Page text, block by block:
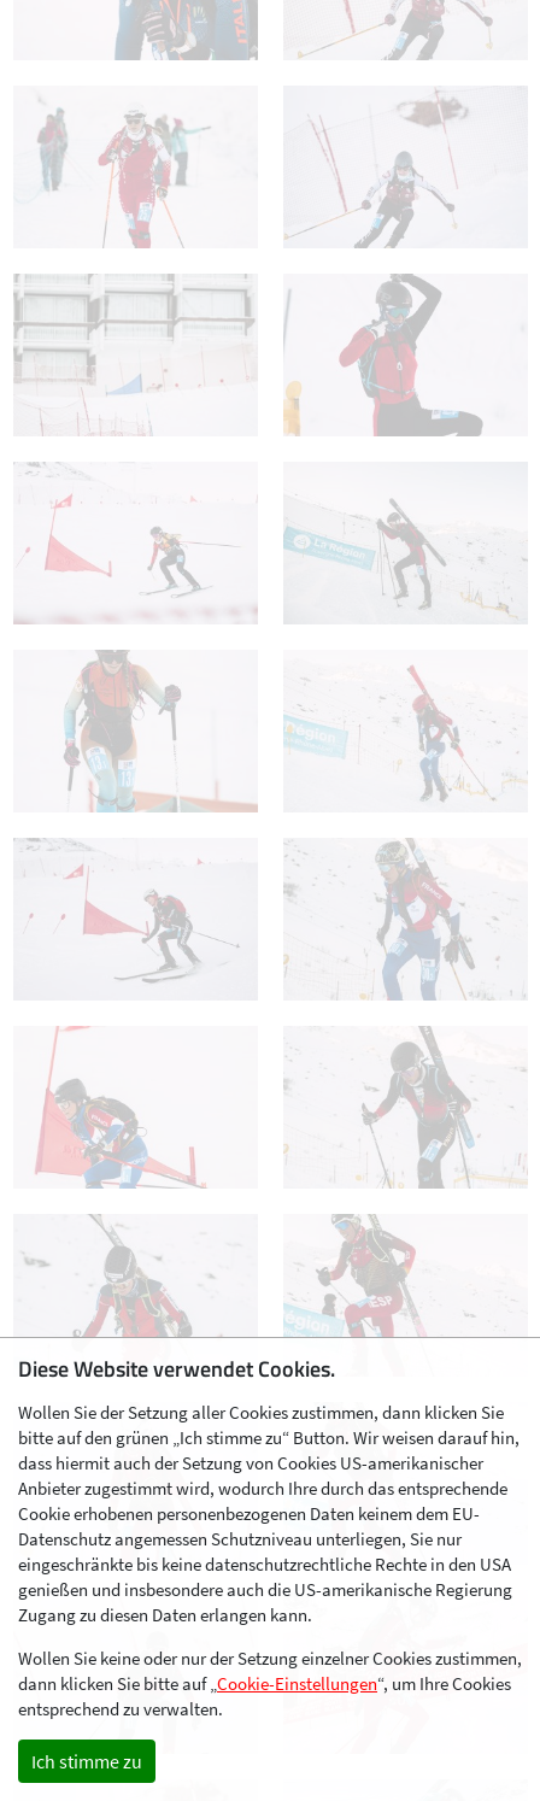
Diese Website verwendet Cookies.
Wollen Sie der Setzung aller Cookies zustimmen, dann klicken Sie
bitte auf den grünen „Ich stimme zu“ Button. Wir weisen darauf hin,
dass hiermit auch der Setzung von Cookies US-amerikanischer
Anbieter zugestimmt wird, wodurch Ihre durch das entsprechende
Cookie erhobenen personenbezogenen Daten keinem dem EU-
Datenschutz angemessen Schutzniveau unterliegen, Sie nur
eingeschränkte bis keine datenschutzrechtliche Rechte in den USA
genießen und insbesondere auch die US-amerikanische Regierung
Zugang zu diesen Daten erlangen kann.
Wollen Sie keine oder nur der Setzung einzelner Cookies zustimmen,
dann klicken Sie bitte auf „Cookie-Einstellungen“, um Ihre Cookies
entsprechend zu verwalten.
Ich stimme zu